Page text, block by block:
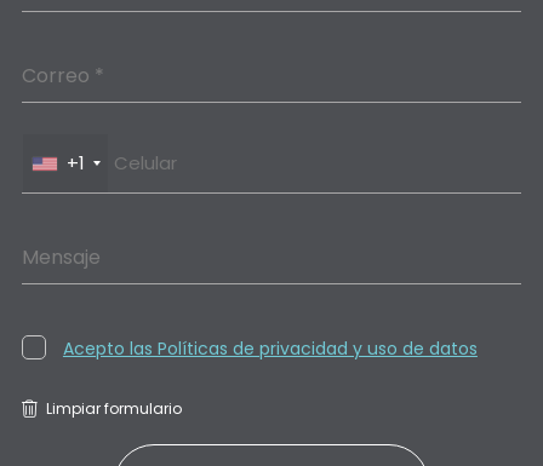
Correo *
+1
Mensaje
Acepto las Políticas de privacidad y uso de datos
Limpiar formulario